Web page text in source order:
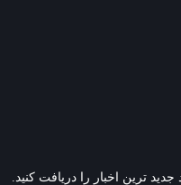
ترین اخبار را دریافت کنید.